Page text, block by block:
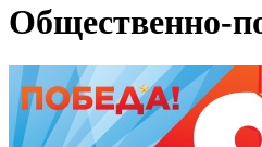
Общественно-